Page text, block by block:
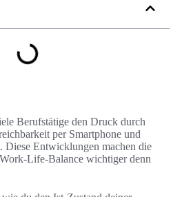
Berufstätige den Druck durch
per Smartphone und
Diese Entwicklungen machen die
Life-Balance wichtiger denn